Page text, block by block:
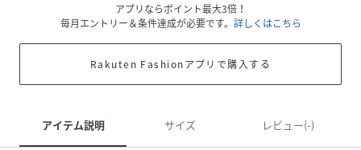
アプリならポイント最大3倍！
毎月エントリー＆条件達成が必要です。 詳しくはこちら
Rakuten Fashionアプリで購入する
アイテム説明 サイズ レビュー(-)